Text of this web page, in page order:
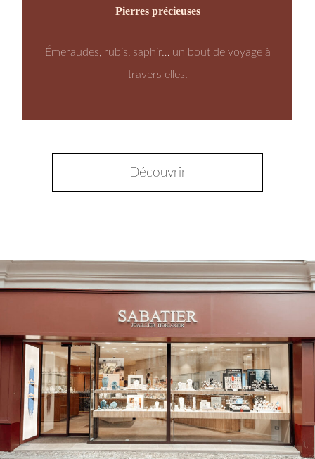
Pierres précieuses
Émeraudes, rubis, saphir… un bout de voyage à
travers elles.
Découvrir